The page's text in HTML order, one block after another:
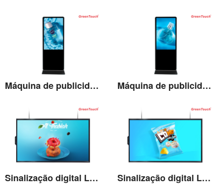
Ver detalhes Ver detalhes
Ver detalhes
Máquina de publicidade vertical LCD de 55''
Ver detalhes
Máquina de publicidade vertical LCD de 65''
Sinalização digital LCD de alto brilho de 43'' Sinalização digital LCD de alto brilho de 55''